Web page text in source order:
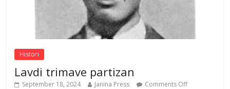
Sulm , pse të dua ty
August 8, 2026 Comments Off
Histori
Lavdi trimave partizan
September 18, 2024 Janina Press Comments Off